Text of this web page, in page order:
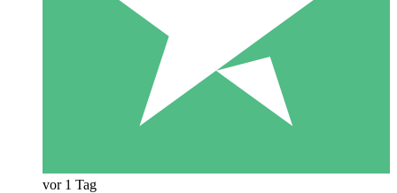
vor 1 Tag